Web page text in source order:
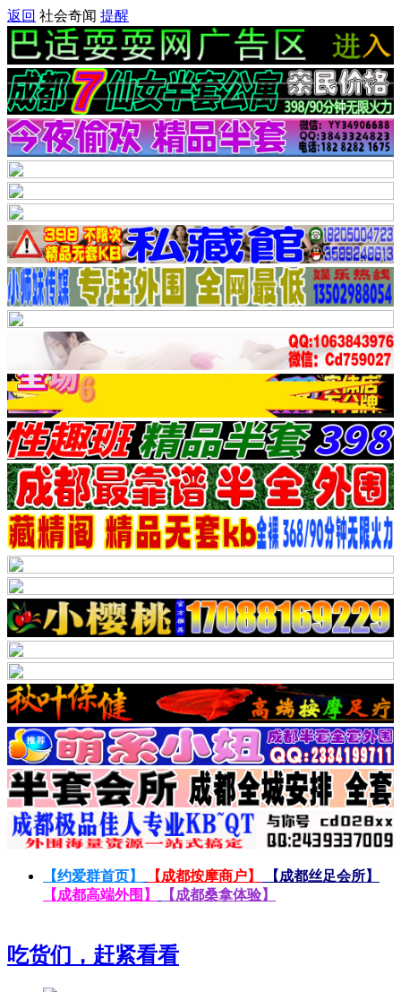
返回 社会奇闻 提醒
【约爱群首页】 【成都按摩商户】
【成都丝足会所】
【成都高端外围】
【成都桑拿体验】
吃货们，赶紧看看